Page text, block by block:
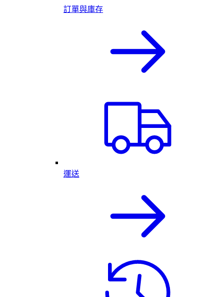
訂單與庫存
運送